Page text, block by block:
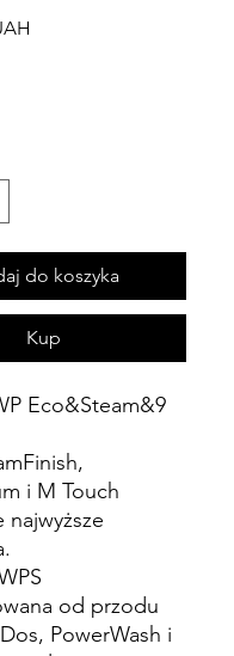
do koszyka
Kup
Eco&Steam&9
i M Touch
najwyższe
od przodu
PowerWash i